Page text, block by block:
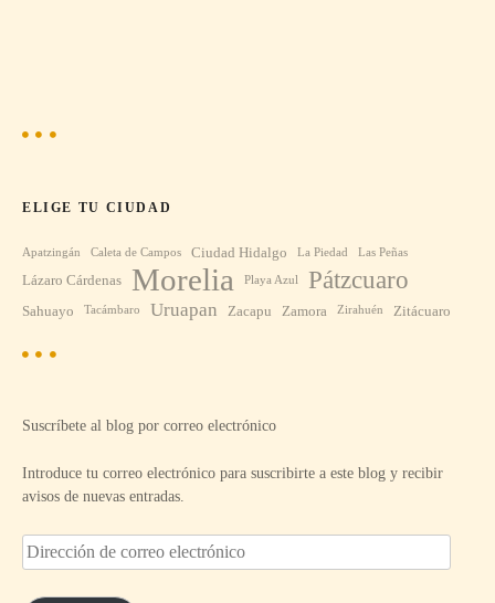
ELIGE TU CIUDAD
Apatzingán Caleta de Campos Ciudad Hidalgo La Piedad Las Peñas
Lázaro Cárdenas Morelia Playa Azul Pátzcuaro
Sahuayo Tacámbaro Uruapan Zacapu Zamora Zirahuén Zitácuaro
Suscríbete al blog por correo electrónico
Introduce tu correo electrónico para suscribirte a este blog y recibir
avisos de nuevas entradas.
D
i